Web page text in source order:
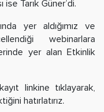
Tarık Güner’di.
yer aldığımız ve
webinarlara
yer alan Etkinlik
linkine tıklayarak,
hatırlatırız.